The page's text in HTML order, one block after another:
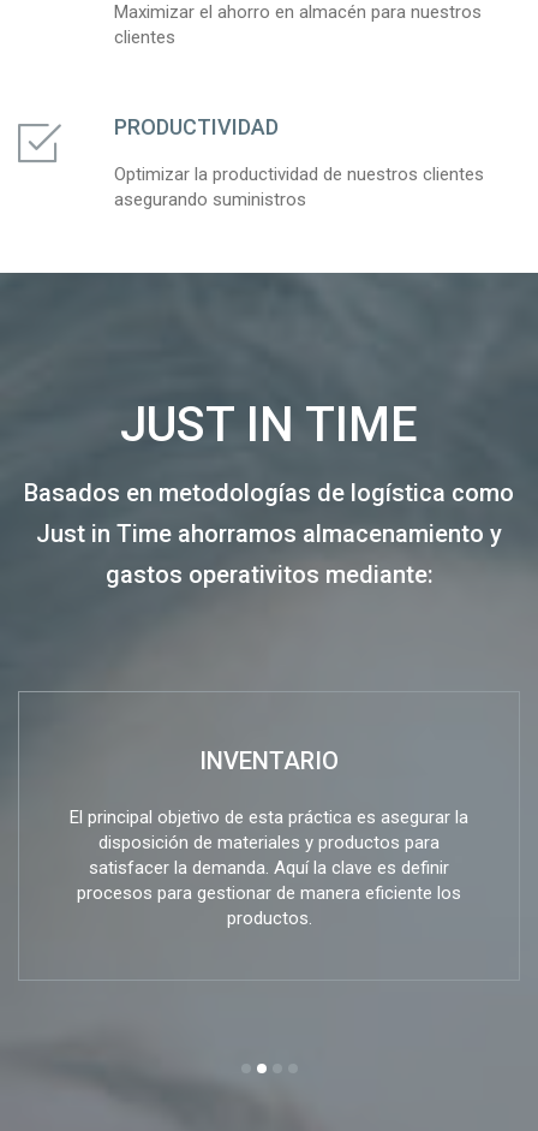
Maximizar el ahorro en almacén para nuestros
clientes
PRODUCTIVIDAD
Optimizar la productividad de nuestros clientes
asegurando suministros
JUST IN TIME
Basados en metodologías de logística como
Just in Time ahorramos almacenamiento y
gastos operativitos mediante:
INVENTARIO
El principal objetivo de esta práctica es asegurar la
disposición de materiales y productos para
satisfacer la demanda. Aquí la clave es definir
procesos para gestionar de manera eficiente los
productos.